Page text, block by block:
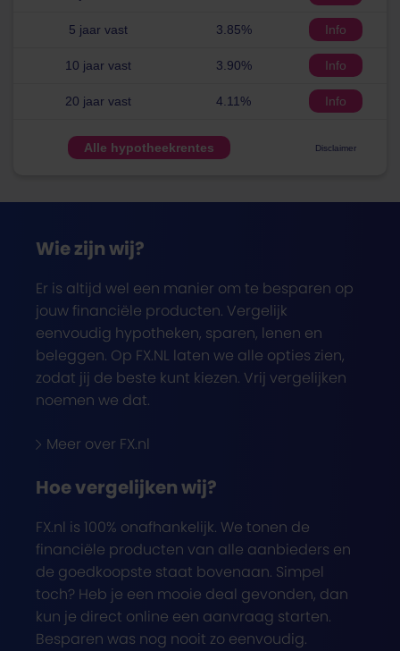
5 jaar vast 3.85% Info
10 jaar vast 3.90% Info
20 jaar vast 4.11% Info
Alle hypotheekrentes Disclaimer
Wie zijn wij?
Er is altijd wel een manier om te besparen op
jouw financiële producten. Vergelijk
eenvoudig hypotheken, sparen, lenen en
beleggen. Op FX.NL laten we alle opties zien,
zodat jij de beste kunt kiezen. Vrij vergelijken
noemen we dat.
Meer over FX.nl
Hoe vergelijken wij?
FX.nl is 100% onafhankelijk. We tonen de
financiële producten van alle aanbieders en
de goedkoopste staat bovenaan. Simpel
toch? Heb je een mooie deal gevonden, dan
kun je direct online een aanvraag starten.
Besparen was nog nooit zo eenvoudig.